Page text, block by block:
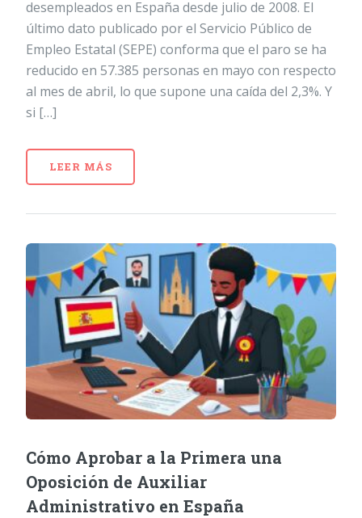
desempleados en España desde julio de 2008. El
último dato publicado por el Servicio Público de
Empleo Estatal (SEPE) conforma que el paro se ha
reducido en 57.385 personas en mayo con respecto
al mes de abril, lo que supone una caída del 2,3%. Y
si […]
LEER MÁS
Cómo Aprobar a la Primera una
Oposición de Auxiliar
Administrativo en España